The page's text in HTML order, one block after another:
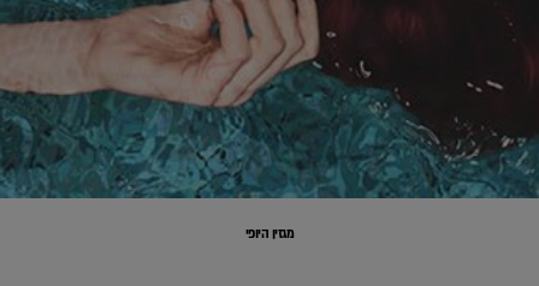
מגזין היופי